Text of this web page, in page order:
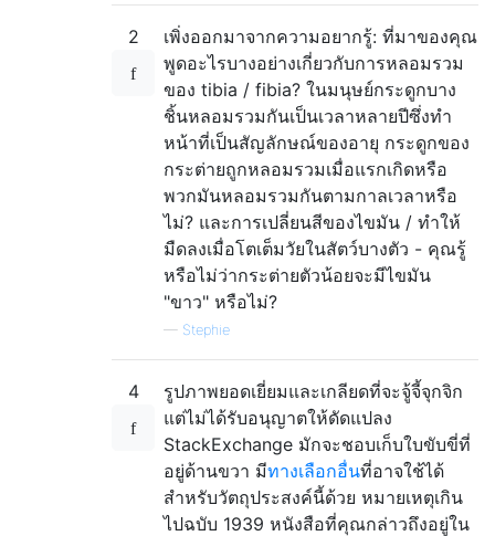
2
เพิ่งออกมาจากความอยากรู้: ที่มาของคุณ
พูดอะไรบางอย่างเกี่ยวกับการหลอมรวม
ของ tibia / fibia? ในมนุษย์กระดูกบาง
ชิ้นหลอมรวมกันเป็นเวลาหลายปีซึ่งทำ
หน้าที่เป็นสัญลักษณ์ของอายุ กระดูกของ
กระต่ายถูกหลอมรวมเมื่อแรกเกิดหรือ
พวกมันหลอมรวมกันตามกาลเวลาหรือ
ไม่? และการเปลี่ยนสีของไขมัน / ทำให้
มืดลงเมื่อโตเต็มวัยในสัตว์บางตัว - คุณรู้
หรือไม่ว่ากระต่ายตัวน้อยจะมีไขมัน
"ขาว" หรือไม่?
— Stephie
4
รูปภาพยอดเยี่ยมและเกลียดที่จะจู้จี้จุกจิก
แต่ไม่ได้รับอนุญาตให้ดัดแปลง
StackExchange มักจะชอบเก็บใบขับขี่ที่
อยู่ด้านขวา มีทางเลือกอื่นที่อาจใช้ได้
สำหรับวัตถุประสงค์นี้ด้วย หมายเหตุเกิน
ไปฉบับ 1939 หนังสือที่คุณกล่าวถึงอยู่ใน